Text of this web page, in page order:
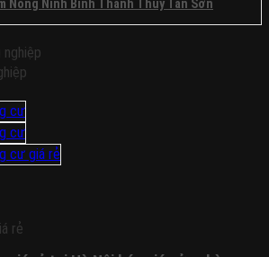
Nông Ninh Bình Thanh Thủy Tân Sơn